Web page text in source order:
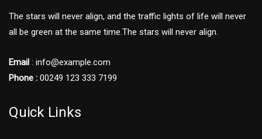
The stars will never align, and the traffic lights of life will never
all be green at the same time.The stars will never align.
Email : info@example.com
Phone : 00249 123 333 7199
Quick Links